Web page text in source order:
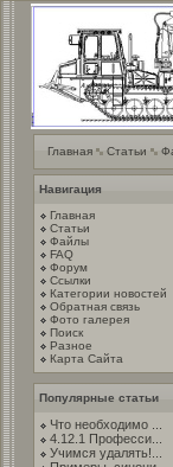
Главная Статьи
Навигация
Главная
Статьи
Файлы
FAQ
Форум
Ссылки
Категории новостей
Обратная связь
Фото галерея
Поиск
Разное
Карта Сайта
Популярные статьи
Что необходимо ...
4.12.1 Професси...
Учимся удалять!...